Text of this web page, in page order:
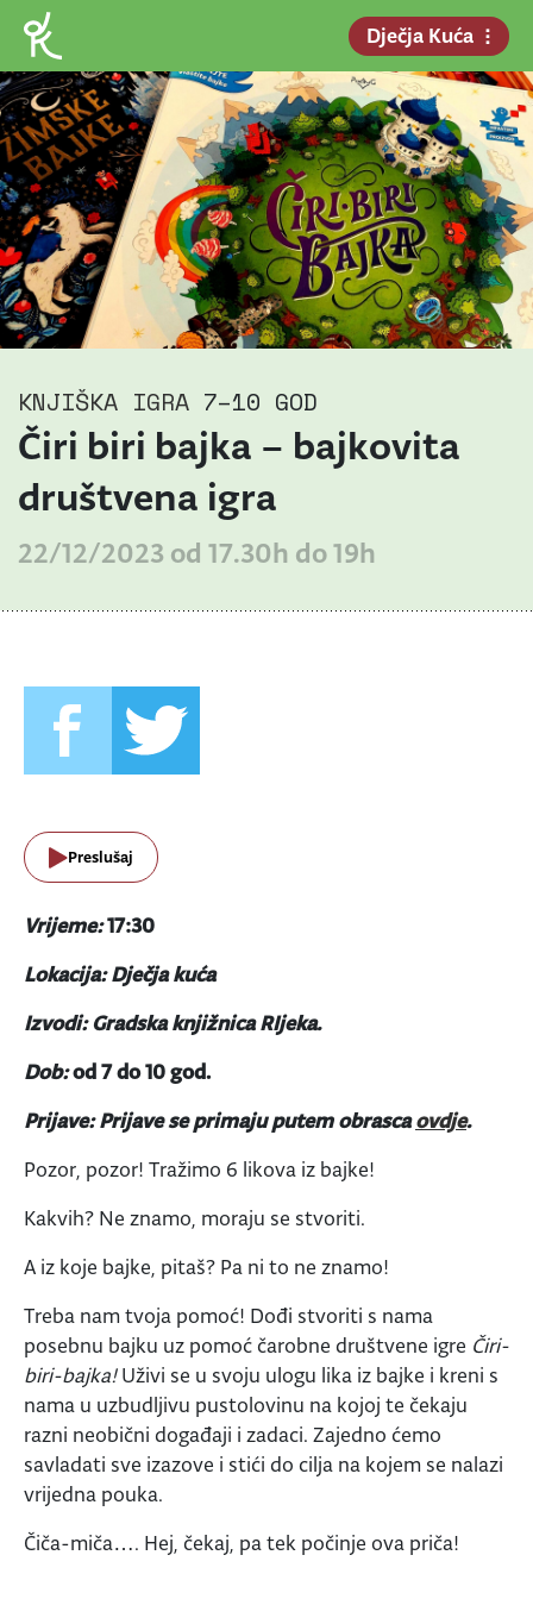
Dječja Kuća
KNJIŠKA IGRA 7–10 GOD
Čiri biri bajka – bajkovita
društvena igra
22/12/2023 od 17.30h do 19h
Preslušaj
Vrijeme:17:30
Lokacija: Dječja kuća
Izvodi: Gradska knjižnica RIjeka.
Dob:od 7 do 10 god.
Prijave: Prijave se primaju putem obrascaovdje.
Pozor, pozor! Tražimo 6 likova iz bajke!
Kakvih? Ne znamo, moraju se stvoriti.
A iz koje bajke, pitaš? Pa ni to ne znamo!
Treba nam tvoja pomoć! Dođi stvoriti s nama
posebnu bajku uz pomoć čarobne društvene igre Čiri-
biri-bajka!Uživi se u svoju ulogu lika iz bajke i kreni s
nama u uzbudljivu pustolovinu na kojoj te čekaju
razni neobični događaji i zadaci. Zajedno ćemo
savladati sve izazove i stići do cilja na kojem se nalazi
vrijedna pouka.
Čiča-miča…. Hej, čekaj, pa tek počinje ova priča!